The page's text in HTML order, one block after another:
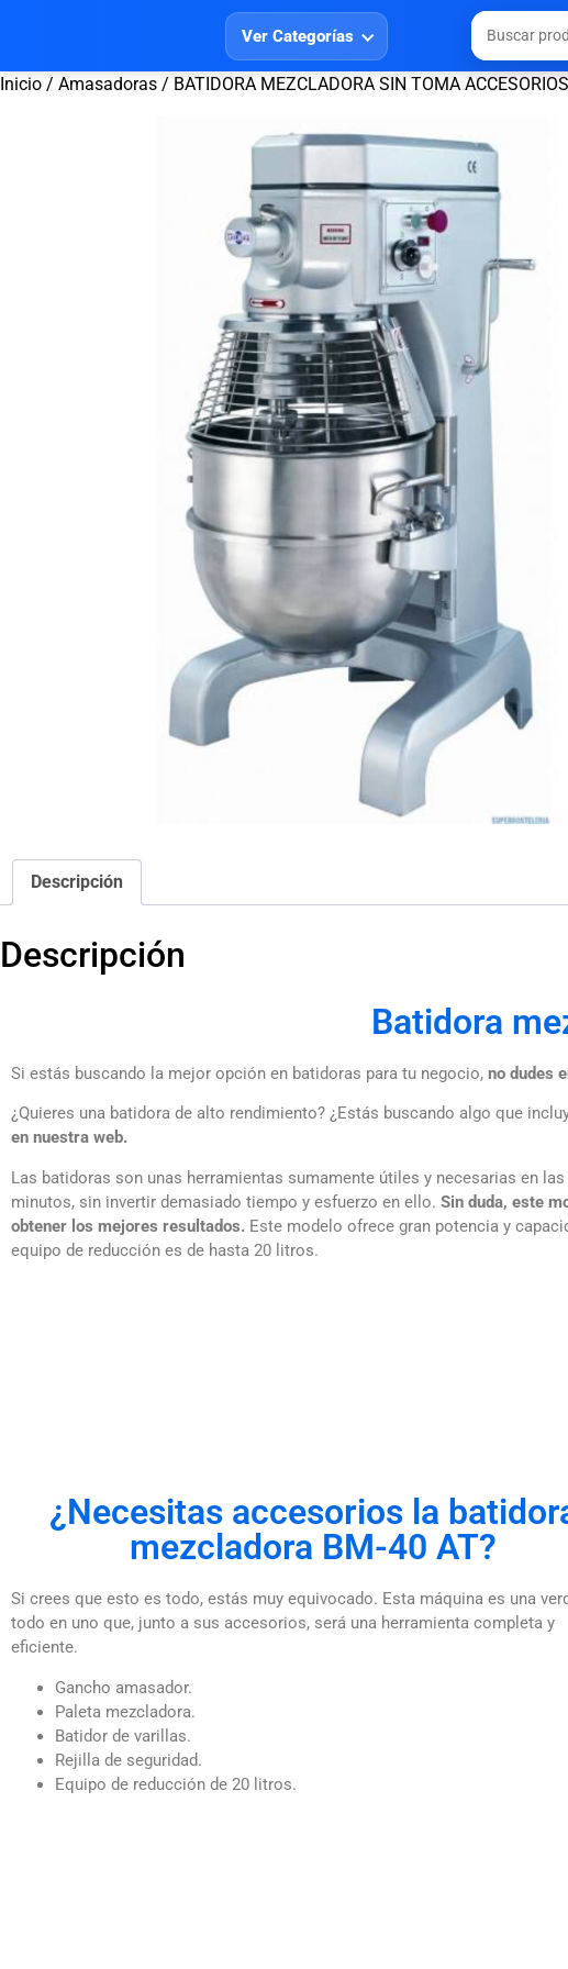
Ver Categorías
Inicio / Amasadoras / BATIDORA MEZCLADORA SIN TOMA
Descripción
Descripción
Batidora
Si estás buscando la mejor opción en batidoras para tu negocio, no dudes
¿Quieres una batidora de alto rendimiento? ¿Estás buscando algo que
en nuestra web.
Las batidoras son unas herramientas sumamente útiles y necesarias en
minutos, sin invertir demasiado tiempo y esfuerzo en ello. Sin duda, este
obtener los mejores resultados. Este modelo ofrece gran potencia y
equipo de reducción es de hasta 20 litros.
¿Necesitas accesorios la
mezcladora BM-40 AT?
Si crees que esto es todo, estás muy equivocado. Esta máquina es una
todo en uno que, junto a sus accesorios, será una herramienta completa y
eficiente.
Gancho amasador.
Paleta mezcladora.
Batidor de varillas.
Rejilla de seguridad.
Equipo de reducción de 20 litros.